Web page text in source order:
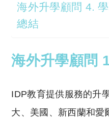
海外升學顧問 4.
總結
海外升學顧問
IDP教育提供服務的升
大、美國、新西蘭和愛